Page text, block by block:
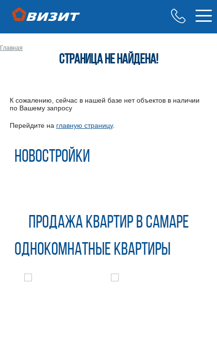
Главная
Страница не найдена!
К сожалению, сейчас в нашей базе нет объектов в наличии
по Вашему запросу
Перейдите на главную страницу.
Новостройки
Продажа квартир в Самаре
Однокомнатные квартиры